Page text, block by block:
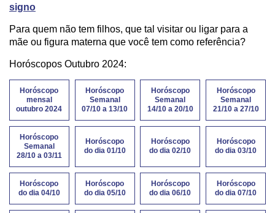
signo
Para quem não tem filhos, que tal visitar ou ligar para a
mãe ou figura materna que você tem como referência?
Horóscopos Outubro 2024:
Horóscopo
mensal
outubro 2024
Horóscopo
Semanal
07/10 a 13/10
Horóscopo
Semanal
14/10 a 20/10
Horóscopo
Semanal
21/10 a 27/10
Horóscopo
Semanal
28/10 a 03/11
Horóscopo
do dia 01/10
Horóscopo
do dia 02/10
Horóscopo
do dia 03/10
Horóscopo
do dia 04/10
Horóscopo
do dia 05/10
Horóscopo
do dia 06/10
Horóscopo
do dia 07/10